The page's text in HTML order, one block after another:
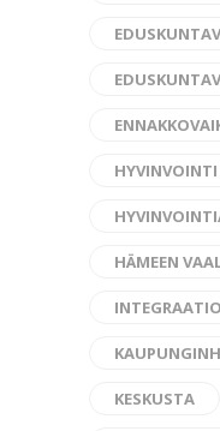
HYVINVOINTI
HÄMEEN
INTEGRAATIO
KESKUSTA